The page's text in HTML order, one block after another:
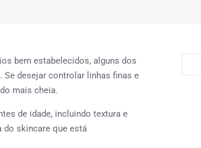
bem estabelecidos, alguns dos
Se desejar controlar linhas finas e
mais cheia.
de idade, incluindo textura e
do skincare que está